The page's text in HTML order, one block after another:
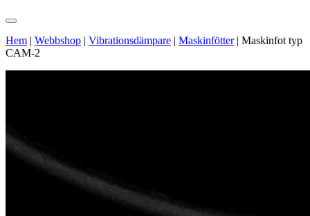
Hem | Webbshop | Vibrationsdämpare | Maskinfötter| Maskinfot typ
CAM-2